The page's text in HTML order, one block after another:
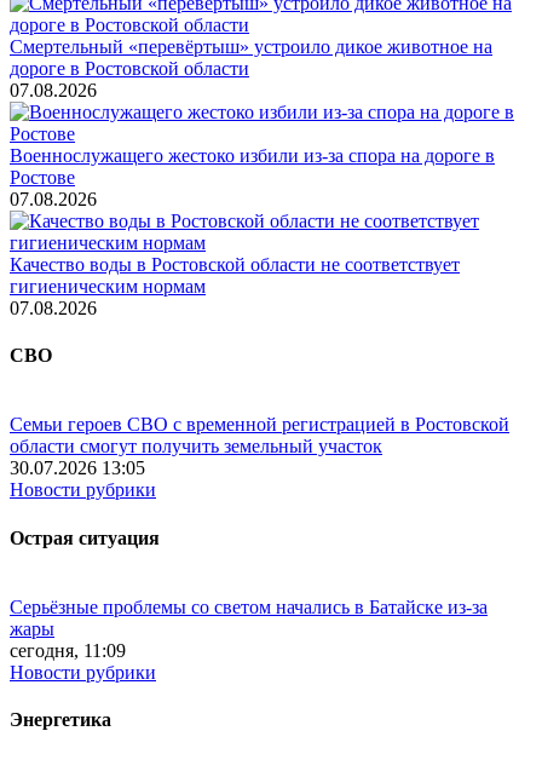
Смертельный «перевёртыш» устроило дикое животное на
дороге в Ростовской области
07.08.2026
Военнослужащего жестоко избили из-за спора на дороге в
Ростове
07.08.2026
Качество воды в Ростовской области не соответствует
гигиеническим нормам
07.08.2026
СВО
Семьи героев СВО с временной регистрацией в Ростовской
области смогут получить земельный участок
30.07.2026 13:05
Новости рубрики
Острая ситуация
Серьёзные проблемы со светом начались в Батайске из-за
жары
сегодня, 11:09
Новости рубрики
Энергетика